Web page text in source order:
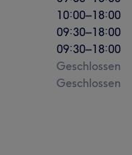
10:00–18:00
09:30–18:00
09:30–18:00
Geschlossen
Geschlossen